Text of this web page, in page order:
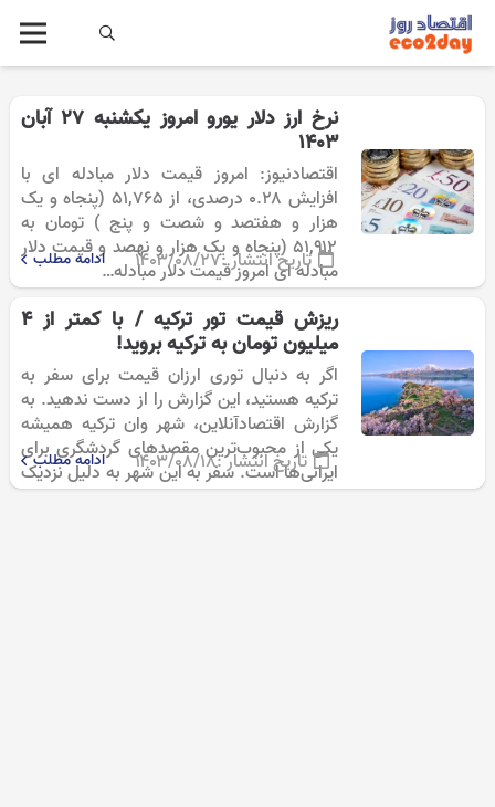
نرخ ارز دلار یورو امروز یکشنبه ۲۷ آبان
1403
اقتصادنیوز: امروز قیمت دلار مبادله ای با
افزایش ۰.۲۸ درصدی، از ۵۱,۷۶۵ (پنجاه و یک
هزار و هفتصد و شصت و پنج ) تومان به
۵۱,۹۱۲ (پنجاه و یک هزار و نهصد و قیمت دلار
مبادله ای امروز قیمت دلار مبادله…
تاریخ انتشار :۱۴۰۳/۰۸/۲۷ ادامه مطلب
ریزش قیمت تور ترکیه / با کمتر از ۴
میلیون تومان به ترکیه بروید!
اگر به دنبال توری ارزان قیمت برای سفر به
ترکیه هستید، این گزارش را از دست ندهید. به
گزارش اقتصادآنلاین، شهر وان ترکیه همیشه
یکی از محبوب‌ترین مقصدهای گردشگری برای
ایرانی‌ها است. سفر به این شهر به دلیل نزدیک
بودن…
تاریخ انتشار :۱۴۰۳/۰۸/۱۸ ادامه مطلب